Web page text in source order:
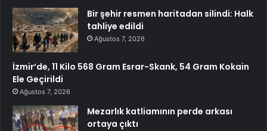
Bir şehir resmen haritadan silindi: Halk
tahliye edildi
Ağustos 7, 2026
İzmir’de, 11 Kilo 568 Gram Esrar-Skank, 54 Gram Kokain
Ele Geçirildi
Ağustos 7, 2026
Mezarlık katliamının perde arkası
ortaya çıktı